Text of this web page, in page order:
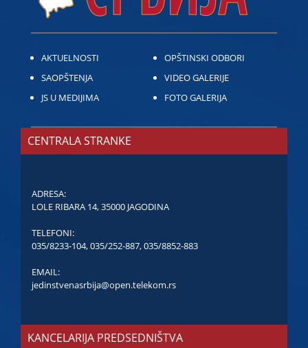
AKTUELNOSTI
SAOPŠTENJA
JS U MEDIJIMA
OPŠTINSKI ODBORI
VIDEO GALERIJE
FOTO GALERIJA
CENTRALA STRANKE
ADRESA:
LOLE RIBARA 14, 35000 JAGODINA
TELEFONI:
035/8233-104,035/252-887,035/8852-883
EMAIL:
jedinstvenasrbija@open.telekom.rs
KANCELARIJA PREDSEDNIŠTVA